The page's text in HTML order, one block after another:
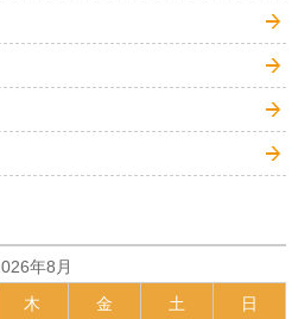
年8月
木 金 土 日